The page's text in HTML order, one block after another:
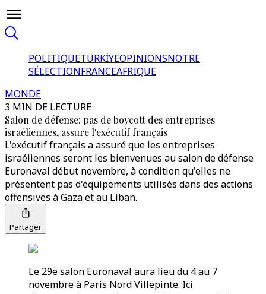
POLITIQUETÜRKİYEOPINIONSNOTRE
SÉLECTIONFRANCEAFRIQUE
MONDE
3 MIN DE LECTURE
Salon de défense: pas de boycott des entreprises
israéliennes, assure l'exécutif français
L'exécutif français a assuré que les entreprises
israéliennes seront les bienvenues au salon de défense
Euronaval début novembre, à condition qu'elles ne
présentent pas d'équipements utilisés dans des actions
offensives à Gaza et au Liban.
Partager
Le 29e salon Euronaval aura lieu du 4 au 7
novembre à Paris Nord Villepinte. Ici